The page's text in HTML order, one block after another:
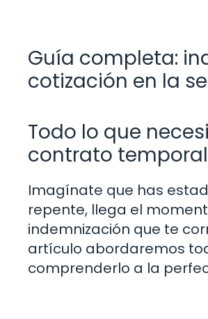
Guía completa:
cotización en la
Todo lo que
contrato
Imagínate que has
repente, llega el
indemnización que te
artículo abordaremos
comprenderlo a la